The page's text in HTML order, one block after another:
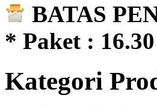
BATAS
* Paket :
Kategori